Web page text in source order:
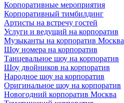
Корпоративные мероприятия
Корпоративный тимбилдинг
Артисты на встречу гостей
Услуги и ведущий на корпоратив
Музыканты на корпоратив Москва
Шоу номера на корпоратив
Танцевальное шоу на корпоратив
Шоу двойников на корпоратив
Народное шоу на корпоратив
Оригинальное шоу на корпоратив
Новогодний корпоратив Москва